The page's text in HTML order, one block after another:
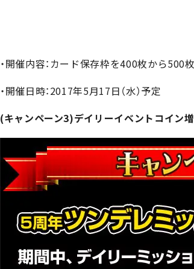
・開催内容：カード保存枠を400枚から
・開催日時：2017年5月17日（水）予定
(キャンペーン3)デイリーイベントコイン